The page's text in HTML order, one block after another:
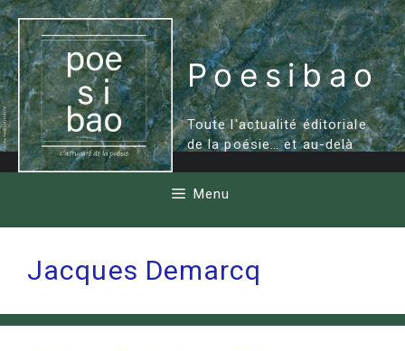
Aller
au
contenu
Poesibao
Toute l'actualité éditoriale
de la poésie… et au-delà
Menu
Jacques Demarcq